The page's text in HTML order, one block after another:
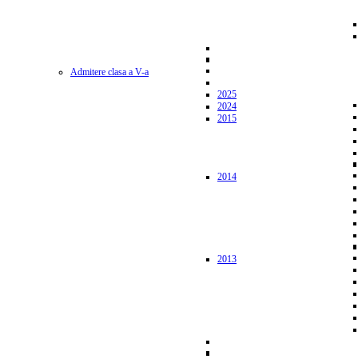
Admitere clasa a V-a
2025
2024
2015
2014
2013